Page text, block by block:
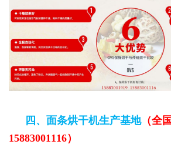
四、面条烘干机生产基地（全
15883001116）